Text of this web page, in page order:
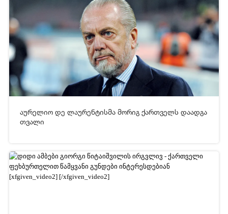
[xfgiven_video2][/xfgiven_video2]
აურელიო დე ლაურენტისმა მორიგ ქართველს დაადგა
თვალი
[xfgiven_video2] [/xfgiven_video2]